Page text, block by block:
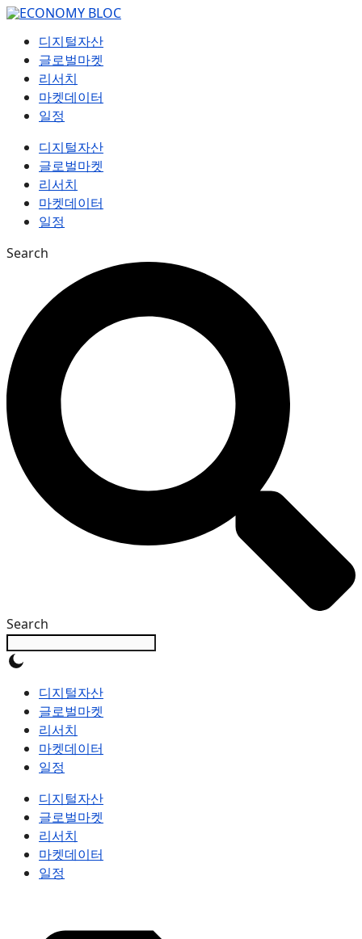
컨
디지털자산
글로벌마켓
리서치
마켓데이터
일정
디지털자산
글로벌마켓
리서치
마켓데이터
일정
Search
Search
디지털자산
글로벌마켓
리서치
마켓데이터
일정
디지털자산
글로벌마켓
리서치
마켓데이터
일정